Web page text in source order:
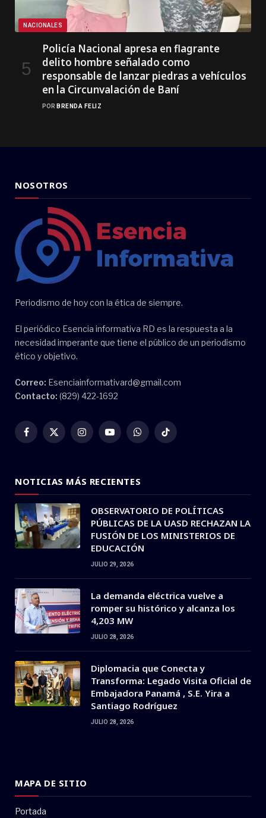
NACIONALES
Policía Nacional apresa en flagrante
delito hombre señalado como
responsable de lanzar piedras a vehículos
en la Circunvalación de Baní
POR BRENDA FELIZ
NOSOTROS
Periodismo de hoy con la ética de siempre.
El periódico Esencia informativa RD es la respuesta a la
necesidad imperante que tiene el público de un periodismo
ético y objetivo.
Correo: Esenciainformativard@gmail.com
Contacto: (829) 422-1692
Facebook
X
InstagramYouTubeWhatsAppTikTok
NOTICIAS MÁS RECIENTES
OBSERVATORIO DE POLÍTICAS
PÚBLICAS DE LA UASD RECHAZAN LA
FUSIÓN DE LOS MINISTERIOS DE
EDUCACIÓN
JULIO 29, 2026
La demanda eléctrica vuelve a
romper su histórico y alcanza los
4,203 MW
JULIO 28, 2026
Diplomacia que Conecta y
Transforma: Legado Visita Oficial de
Embajadora Panamá , S.E. Yira a
Santiago Rodríguez
JULIO 28, 2026
MAPA DE SITIO
Portada